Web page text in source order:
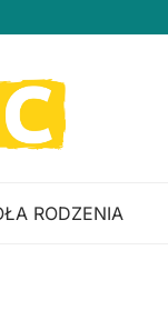
RODZENIA